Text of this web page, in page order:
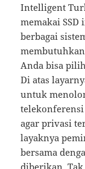
Intelligent
memakai
berbagai
Anda bisa
Di atas
untuk
agar privasi
layaknya
bersama
diberikan.